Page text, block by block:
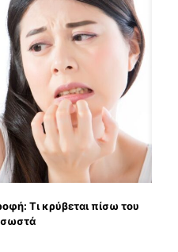
Τι κρύβεται πίσω του
σωστά